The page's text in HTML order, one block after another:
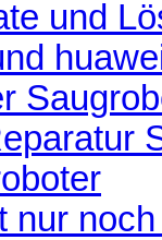
und
nur